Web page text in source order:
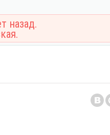
назад.